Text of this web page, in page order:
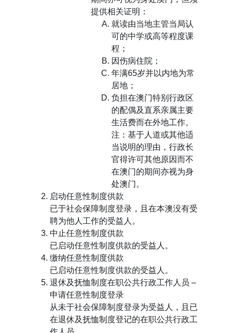
提供相关证明：
就读由当地主管当局认
可的中学或高等程度课
程；
因伤病住院；
年满65岁并以内地为常
居地；
负担在澳门特别行政区
的配偶及直系亲属主要
生活费而在外地工作。
注：基于人道或其他适
当说明的理由，行政长
官得许可其他原因而不
在澳门的期间亦视为身
处澳门。
启动任意性制度供款
已于社会保障制度登录，且在本澳没有受
聘为他人工作的受益人。
中止任意性制度供款
已启动任意性制度供款的受益人。
缴纳任意性制度供款
已启动任意性制度供款的受益人。
退休及抚恤制度在职公共行政工作人员 –
申请任意性制度登录
从未于社会保障制度登录为受益人，且已
在退休及抚恤制度登记的在职公共行政工